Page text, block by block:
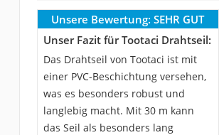
Unsere Bewertung: SEHR GUT
Unser Fazit für Tootaci Drahtseil:
Das Drahtseil von Tootaci ist mit
einer PVC-Beschichtung versehen,
was es besonders robust und
langlebig macht. Mit 30 m kann
das Seil als besonders lang